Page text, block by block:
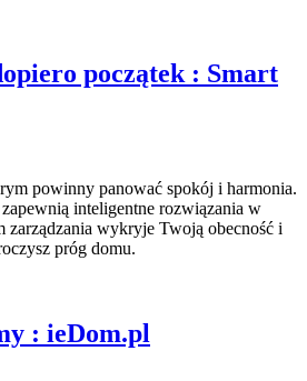
początek : Smart
powinny panować spokój i harmonia.
inteligentne rozwiązania w
zarządzania wykryje Twoją obecność i
próg domu.
: ieDom.pl